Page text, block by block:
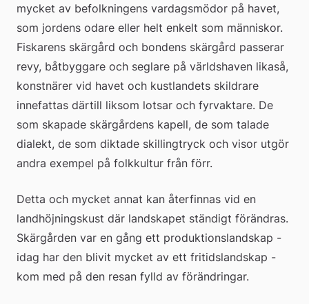
mycket av befolkningens vardagsmödor på havet,
som jordens odare eller helt enkelt som människor.
Fiskarens skärgård och bondens skärgård passerar
revy, båtbyggare och seglare på världshaven likaså,
konstnärer vid havet och kustlandets skildrare
innefattas därtill liksom lotsar och fyrvaktare. De
som skapade skärgårdens kapell, de som talade
dialekt, de som diktade skillingtryck och visor utgör
andra exempel på folkkultur från förr.
Detta och mycket annat kan återfinnas vid en
landhöjningskust där landskapet ständigt förändras.
Skärgården var en gång ett produktionslandskap -
idag har den blivit mycket av ett fritidslandskap -
kom med på den resan fylld av förändringar.